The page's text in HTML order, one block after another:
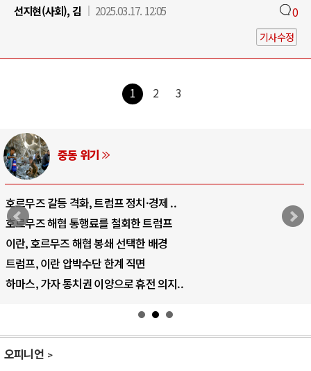
선지현(사회), 김
2025.03.17. 12:05 0
기사수정
1 2 3
AI와 인간
중국 AI, 저가 공세로 글로벌 토큰 시..
AI 국부펀드 구상 놓고 미국 진보진영 ..
AI 데이터센터 반대 투쟁은 새로운 글로..
AI의 숨은 환경 비용: 데이터센터 확산..
AI는 어떻게 미국 민주주의를 잠식하고 ..
오피니언